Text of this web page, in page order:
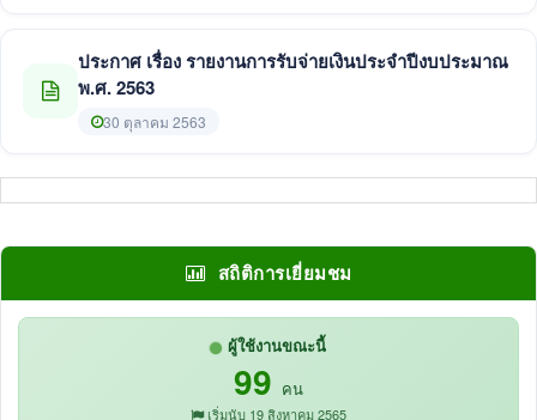
ประกาศ เรื่อง รายงานการรับจ่ายเงินประจำปีงบประมาณ
พ.ศ. 2563
30 ตุลาคม 2563
สถิติการเยี่ยมชม
ผู้ใช้งานขณะนี้
99 คน
เริ่มนับ 19 สิงหาคม 2565